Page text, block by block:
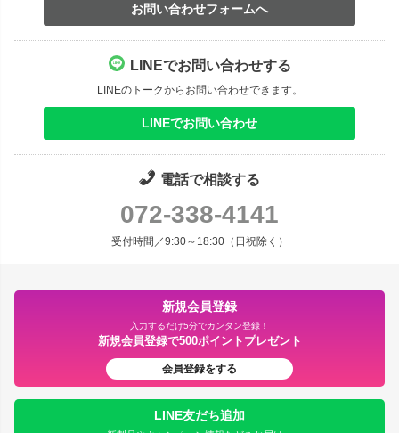
お問い合わせフォームへ
LINEでお問い合わせする
LINEのトークからお問い合わせできます。
LINEでお問い合わせ
電話で相談する
072-338-4141
受付時間／9:30～18:30（日祝除く）
新規会員登録
入力するだけ5分でカンタン登録！
新規会員登録で500ポイントプレゼント
会員登録をする
LINE友だち追加